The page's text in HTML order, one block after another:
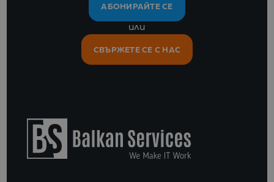
АБОНИРАЙТЕ СЕ
или
СВЪРЖЕТЕ СЕ С НАС